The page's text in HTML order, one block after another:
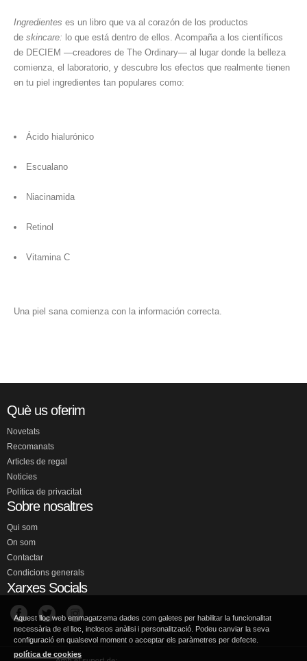
Ingredientes es un libro que va al corazón de los productos
de skincare: lo que está dentro de ellos. Acompaña a los científicos
de DECIEM —creadores de The Ordinary— al lugar donde la belleza
comienza, el laboratorio, y descubre los efectos que realmente tienen
en tu piel ingredientes tan populares como:
Ácido hialurónico
Escualano
Niacinamida
Retinol
Vitamina C
Una piel sana comienza con la información correcta.
Què us oferim
Novetats
Recomanats
Articles de regal
Noticies
Política de privacitat
Sobre nosaltres
Qui som
On som
Contactar
Condicions generals
Xarxes Socials
Aquest lloc web emmagatzema dades com galetes per habilitar la funcionalitat
necessària de el lloc, inclosos anàlisi i personalització. Podeu canviar la seva
configuració en qualsevol moment o acceptar els paràmetres per defecte.
política de cookies